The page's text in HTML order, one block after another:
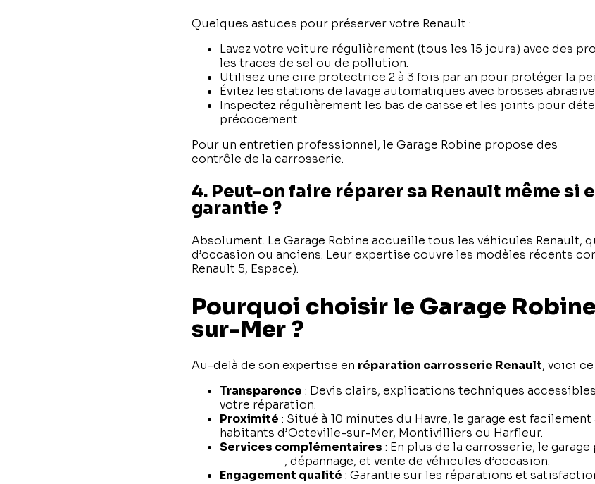
Quelques astuces pour préserver votre Renault :
Lavez votre voiture régulièrement (tous les 15 jours) avec des
les traces de sel ou de pollution.
Utilisez une cire protectrice 2 à 3 fois par an pour protéger la
Évitez les stations de lavage automatiques avec brosses
Inspectez régulièrement les bas de caisse et les joints pour
précocement.
Pour un entretien professionnel, le Garage Robine propose des
contrôle de la carrosserie.
4. Peut-on faire réparer sa Renault même si
garantie ?
Absolument. Le Garage Robine accueille tous les véhicules Renault,
d’occasion ou anciens. Leur expertise couvre les modèles récents
Renault 5, Espace).
Pourquoi choisir le Garage
sur-Mer ?
Au-delà de son expertise en réparation carrosserie Renault, voici
Transparence : Devis clairs, explications techniques
votre réparation.
Proximité : Situé à 10 minutes du Havre, le garage est
habitants d’Octeville-sur-Mer, Montivilliers ou Harfleur.
Services complémentaires : En plus de la carrosserie, le
, dépannage, et vente de véhicules d’occasion.
Engagement qualité : Garantie sur les réparations et